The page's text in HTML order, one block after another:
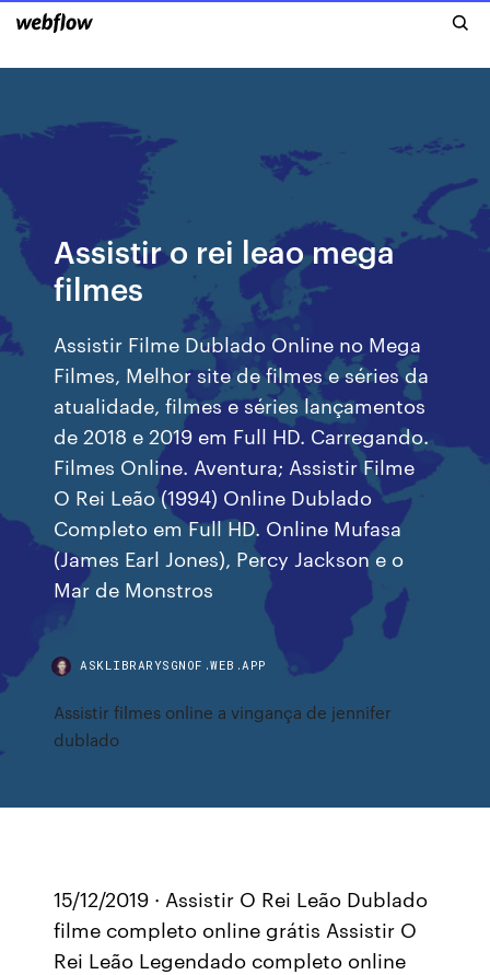
Assistir o rei leao mega
filmes
Assistir Filme Dublado Online no Mega
Filmes, Melhor site de filmes e séries da
atualidade, filmes e séries lançamentos
de 2018 e 2019 em Full HD. Carregando.
Filmes Online. Aventura; Assistir Filme
O Rei Leão (1994) Online Dublado
Completo em Full HD. Online Mufasa
(James Earl Jones), Percy Jackson e o
Mar de Monstros
ASKLIBRARYSGNOF.WEB.APP
Assistir filmes online a vingança de jennifer
dublado
15/12/2019 · Assistir O Rei Leão Dublado
filme completo online grátis Assistir O
Rei Leão Legendado completo online